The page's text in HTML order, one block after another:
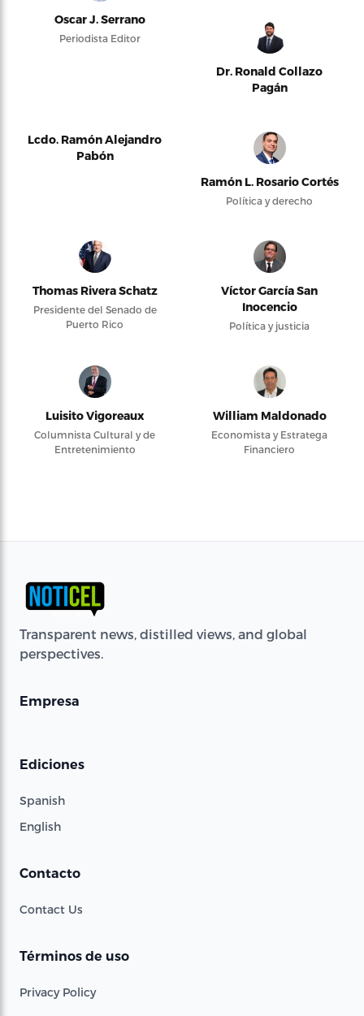
Oscar J. Serrano
Periodista Editor
Dr. Ronald Collazo
Pagán
Lcdo. Ramón Alejandro
Pabón
Ramón L. Rosario Cortés
Política y derecho
Thomas Rivera Schatz
Presidente del Senado de
Puerto Rico
Víctor García San
Inocencio
Política y justicia
Luisito Vigoreaux
Columnista Cultural y de
Entretenimiento
William Maldonado
Economista y Estratega
Financiero
Transparent news, distilled views, and global
perspectives.
Empresa
Ediciones
Spanish
English
Contacto
Contact Us
Términos de uso
Privacy Policy